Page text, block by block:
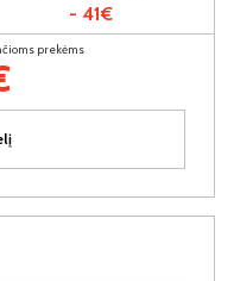
- 41€
prekėms